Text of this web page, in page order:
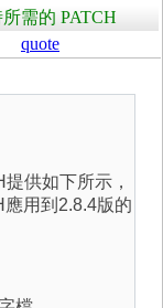
需的 PATCH
quote
供如下所示，
用到2.8.4版的